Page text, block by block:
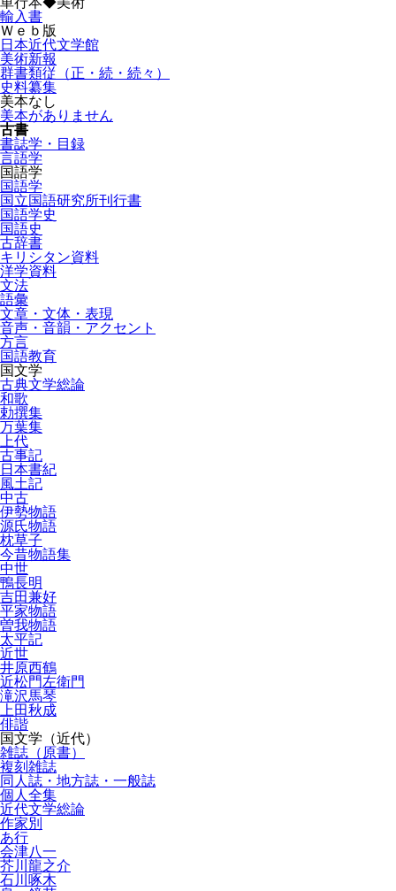
輸入書
Ｗｅｂ版
日本近代文学館
美術新報
群書類従（正・続・続々）
史料纂集
美本なし
美本がありません
古書
書誌学・目録
言語学
国語学
国語学
国立国語研究所刊行書
国語学史
国語史
古辞書
キリシタン資料
洋学資料
文法
語彙
文章・文体・表現
音声・音韻・アクセント
方言
国語教育
国文学
古典文学総論
和歌
勅撰集
万葉集
上代
古事記
日本書紀
風土記
中古
伊勢物語
源氏物語
枕草子
今昔物語集
中世
鴨長明
吉田兼好
平家物語
曽我物語
太平記
近世
井原西鶴
近松門左衛門
滝沢馬琴
上田秋成
俳諧
国文学（近代）
雑誌（原書）
複刻雑誌
同人誌・地方誌・一般誌
個人全集
近代文学総論
作家別
あ行
会津八一
芥川龍之介
石川啄木